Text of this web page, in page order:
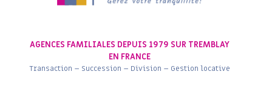
AGENCES FAMILIALES DEPUIS 1979 SUR TREMBLAY
EN FRANCE
Transaction – Succession – Division – Gestion locative